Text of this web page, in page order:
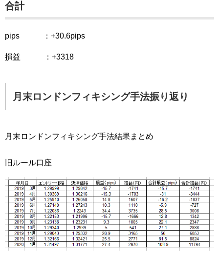
合計
pips ：+30.6pips
損益 ：+3318
月末ロンドンフィキシング手法振り返り
月末ロンドンフィキシング手法結果まとめ
旧ルール口座